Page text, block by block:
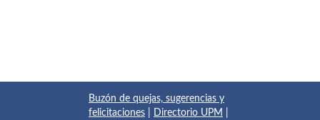
Buzón de quejas, sugerencias y
felicitaciones
Directorio UPM